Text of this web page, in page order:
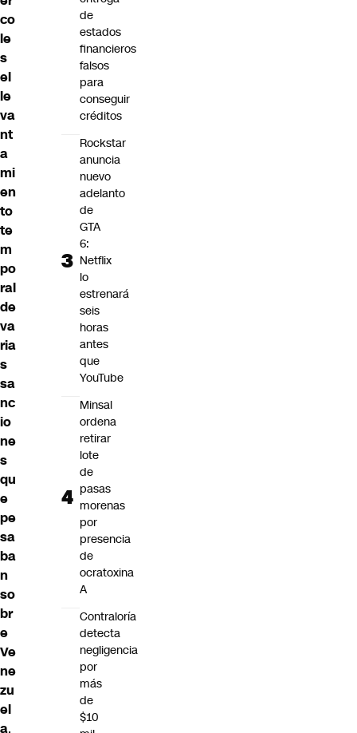
co
le
s
el
le
va
nt
a
mi
en
to
te
m
po
ral
de
va
ria
s
sa
nc
io
ne
s
qu
e
pe
sa
ba
n
so
br
e
Ve
ne
zu
el
a,
de
estados
financieros
falsos
para
conseguir
créditos
Rockstar
anuncia
nuevo
adelanto
de
GTA
6:
Netflix
lo
estrenará
seis
horas
antes
que
YouTube
Minsal
ordena
retirar
lote
de
pasas
morenas
por
presencia
de
ocratoxina
A
Contraloría
detecta
negligencia
por
más
de
$10